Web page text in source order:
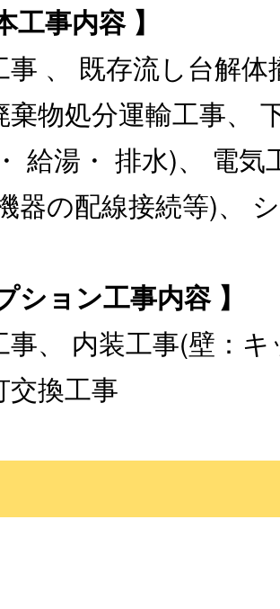
工事内容 】
事 、 既存流し台解体
棄物処分運輸工事、
給湯・ 排水)、 電気
器の配線接続等)、
ション工事内容 】
事、 内装工事(壁：
交換工事